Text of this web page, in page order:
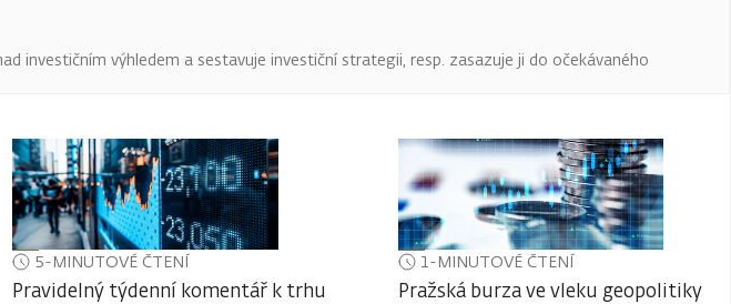
investičním výhledem a sestavuje investiční strategii, resp. zasazuje ji do očekávaného
5-MINUTOVÉ ČTENÍ
Pravidelný týdenní komentář k trhu
1-MINUTOVÉ ČTENÍ
Pražská burza ve vleku geopolitiky